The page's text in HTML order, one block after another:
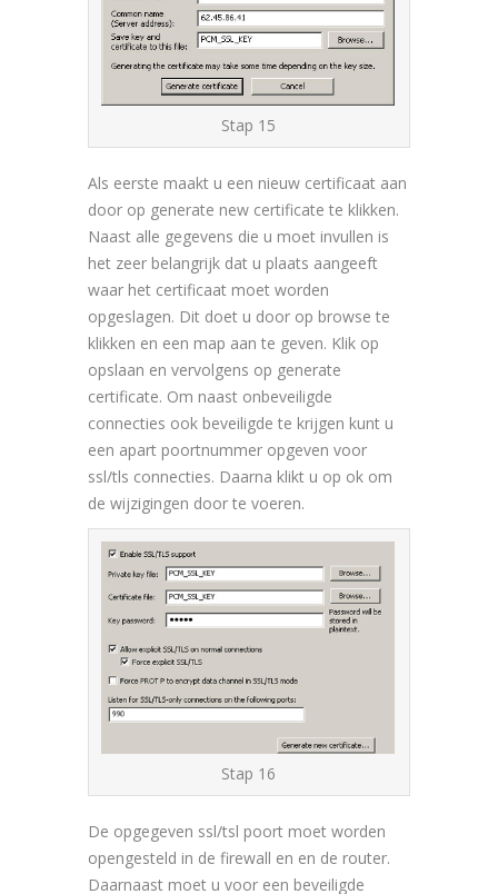
Stap 15
Als eerste maakt u een nieuw certificaat aan
door op generate new certificate te klikken.
Naast alle gegevens die u moet invullen is
het zeer belangrijk dat u plaats aangeeft
waar het certificaat moet worden
opgeslagen. Dit doet u door op browse te
klikken en een map aan te geven. Klik op
opslaan en vervolgens op generate
certificate. Om naast onbeveiligde
connecties ook beveiligde te krijgen kunt u
een apart poortnummer opgeven voor
ssl/tls connecties. Daarna klikt u op ok om
de wijzigingen door te voeren.
Stap 16
De opgegeven ssl/tsl poort moet worden
opengesteld in de firewall en en de router.
Daarnaast moet u voor een beveiligde